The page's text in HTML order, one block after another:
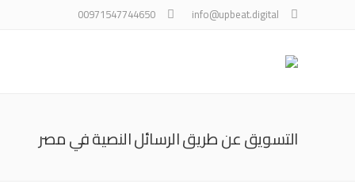
info@upbeat.digital
00971547744650
التسويق عن طريق الرسائل النصية في مصر